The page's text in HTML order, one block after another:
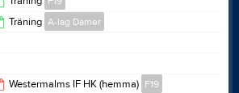
Träning A-lag Damer
Westermalms IF HK (hemma) F19